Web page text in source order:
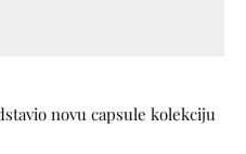
novu capsule kolekciju